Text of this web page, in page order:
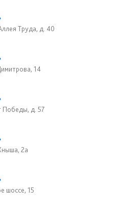
Труда, д. 40
14
Победы, д. 57
2а
шоссе, 15